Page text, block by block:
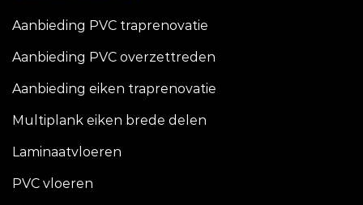
Aanbieding PVC traprenovatie
Aanbieding PVC overzettreden
Aanbieding eiken traprenovatie
Multiplank eiken brede delen
Laminaatvloeren
PVC vloeren